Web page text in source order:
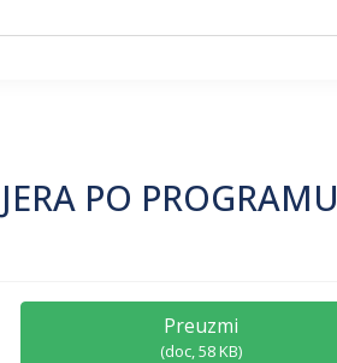
PO PROGRAMU
Preuzmi
(doc,58 KB)